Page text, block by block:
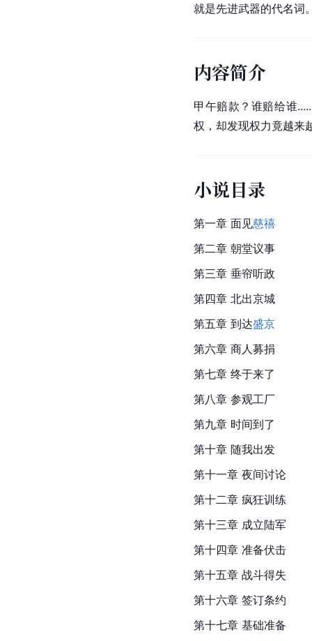
就是先进武器的代名词
内容简介
甲午赔款？谁赔给谁
权 ，却发现权力竟越
小说目录
第一章 面见慈禧
第二章 朝堂议事
第三章 垂帘听政
第四章 北出京城
第五章 到达盛京
第六章 商人募捐
第七章 终于来了
第八章 参观工厂
第九章 时间到了
第十章 随我出发
第十一章 夜间讨论
第十二章 疯狂训练
第十三章 成立陆军
第十四章 准备伏击
第十五章 战斗得失
第十六章 签订条约
第十七章 基础准备